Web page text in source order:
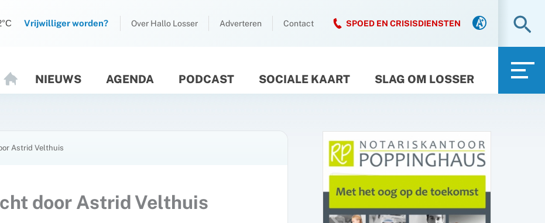
Vrijwilliger worden? Over Hallo Losser Adverteren Contact SPOED EN CRISISDIENSTEN
O
M
NIEUWS AGENDA PODCAST SOCIALE KAART SLAG OM LOSSER
Astrid Velthuis
door Astrid Velthuis